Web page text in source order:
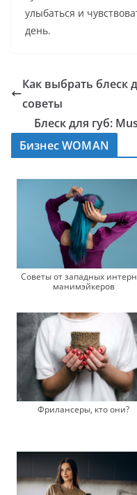
улыбаться и
день.
Как выбрать блеск
советы
Блеск для губ:
Бизнес WOMAN
Советы от западных
манимэйкеров
Фрилансеры, кто они?